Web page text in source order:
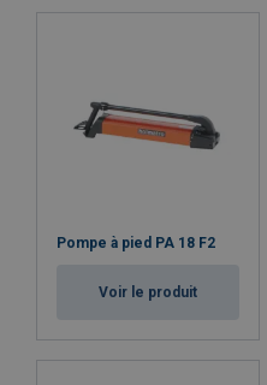
Pompe à pied PA 18 F2
Voir le produit